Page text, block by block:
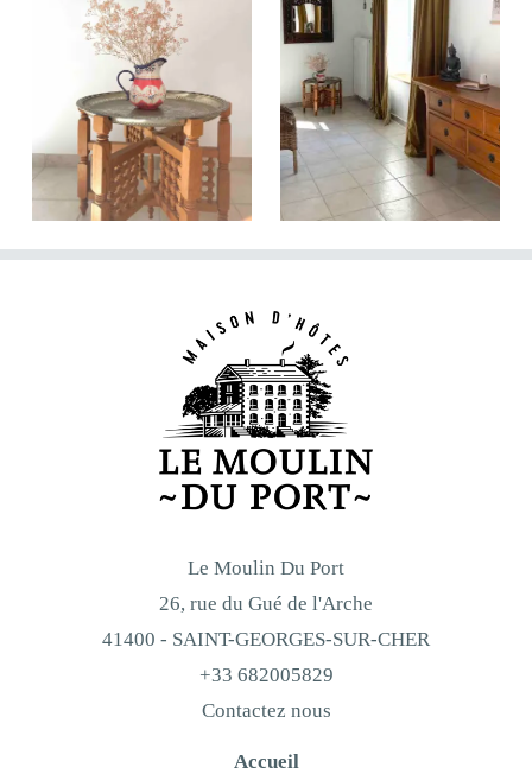
Le Moulin Du Port
26, rue du Gué de l'Arche
41400 - SAINT-GEORGES-SUR-CHER
+33 682005829
Contactez nous
Accueil